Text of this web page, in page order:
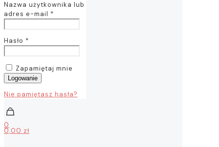
Nazwa użytkownika lub
adres e-mail *
Hasło *
Zapamiętaj mnie
Logowanie
Nie pamiętasz hasła?
0
0,00 zł